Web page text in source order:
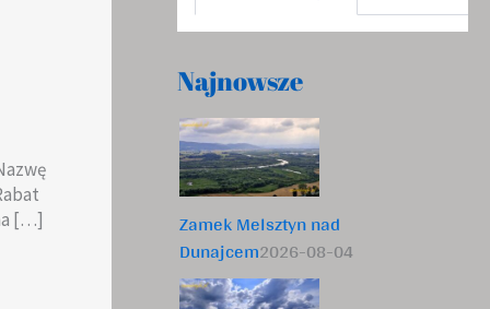
[…]
Najnowsze
Zamek Melsztyn nad
Dunajcem2026-08-04